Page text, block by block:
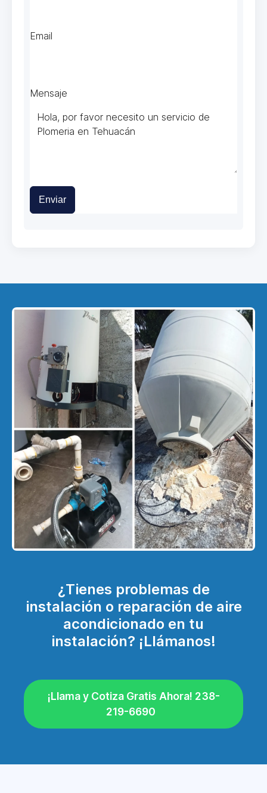
Email
Mensaje
Enviar
¿Tienes problemas de
instalación o reparación de aire
acondicionado en tu
instalación? ¡Llámanos!
¡Llama y Cotiza Gratis Ahora! 238-
219-6690